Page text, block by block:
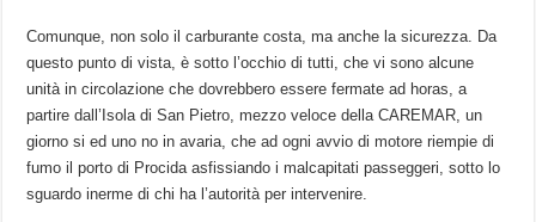
Comunque, non solo il carburante costa, ma anche la sicurezza. Da
questo punto di vista, è sotto l’occhio di tutti, che vi sono alcune
unità in circolazione che dovrebbero essere fermate ad horas, a
partire dall’Isola di San Pietro, mezzo veloce della CAREMAR, un
giorno si ed uno no in avaria, che ad ogni avvio di motore riempie di
fumo il porto di Procida asfissiando i malcapitati passeggeri, sotto lo
sguardo inerme di chi ha l’autorità per intervenire.